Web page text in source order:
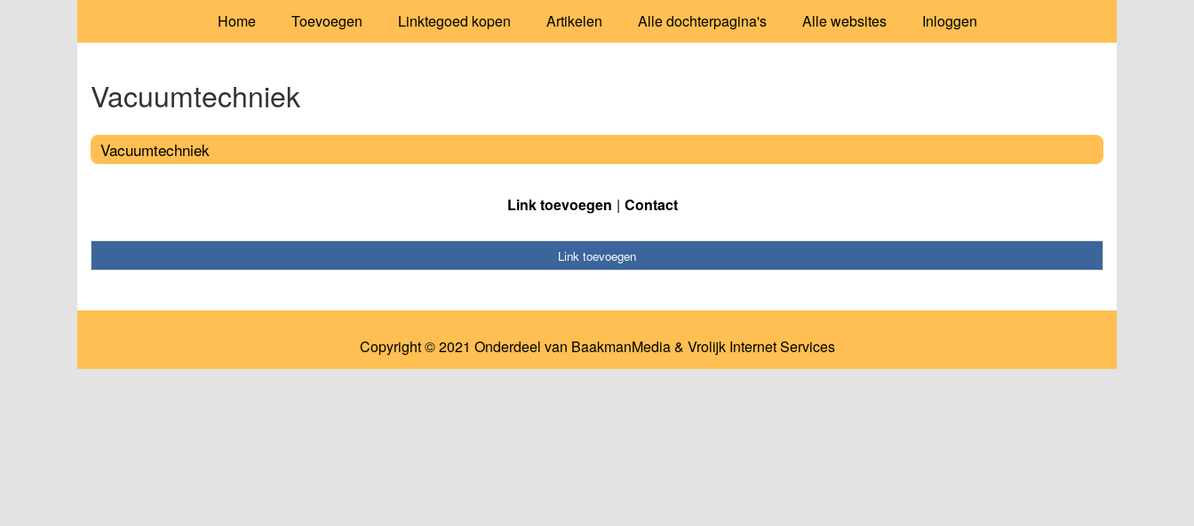
Home Toevoegen Linktegoed kopen Artikelen Alle dochterpagina's Alle websites Inloggen
Vacuumtechniek
Vacuumtechniek
Link toevoegen Contact
Link toevoegen
Copyright © 2021 Onderdeel van BaakmanMedia& Vrolijk Internet Services